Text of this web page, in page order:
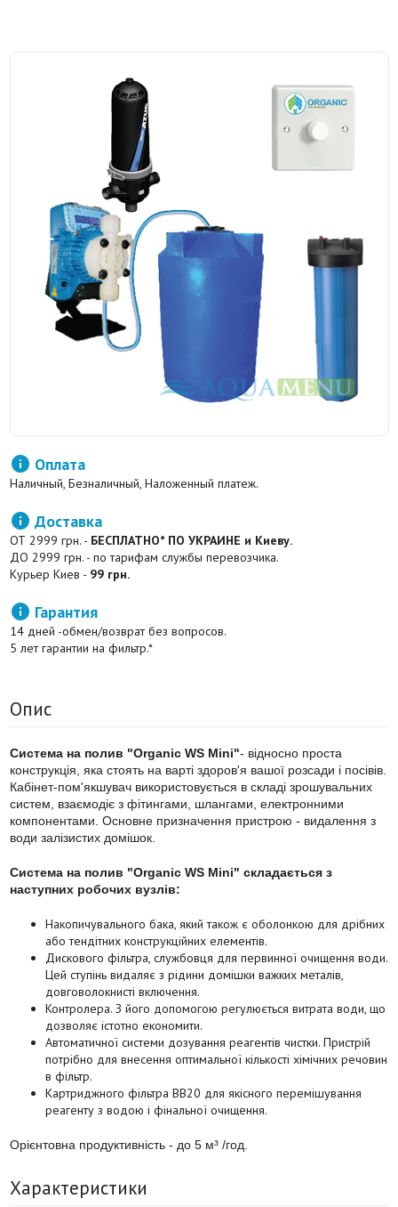
 Оплата
Наличный, Безналичный, Наложенный платеж.
 Доставка
ОТ 2999 грн. - БЕСПЛАТНО* ПО УКРАИНЕ и Киеву.
ДО 2999 грн. - по тарифам службы перевозчика.
Курьер Киев - 99 грн.
 Гарантия
14 дней -обмен/возврат без вопросов.
5 лет гарантии на фильтр.*
Опис
Система на полив "Organic WS Mini"- відносно проста
конструкція, яка стоять на варті здоров'я вашої розсади і посівів.
Кабінет-пом'якшувач використовується в складі зрошувальних
систем, взаємодіє з фітингами, шлангами, електронними
компонентами. Основне призначення пристрою - видалення з
води залізистих домішок.
Система на полив "Organic WS Mini" складається з
наступних робочих вузлів:
Накопичувального бака, який також є оболонкою для дрібних
або тендітних конструкційних елементів.
Дискового фільтра, службовця для первинної очищення води.
Цей ступінь видаляє з рідини домішки важких металів,
довговолокнисті включення.
Контролера. З його допомогою регулюється витрата води, що
дозволяє істотно економити.
Автоматичної системи дозування реагентів чистки. Пристрій
потрібно для внесення оптимальної кількості хімічних речовин
в фільтр.
Картриджного фільтра ВВ20 для якісного перемішування
реагенту з водою і фінальної очищення.
Орієнтовна продуктивність - до 5 м³ /год.
Характеристики